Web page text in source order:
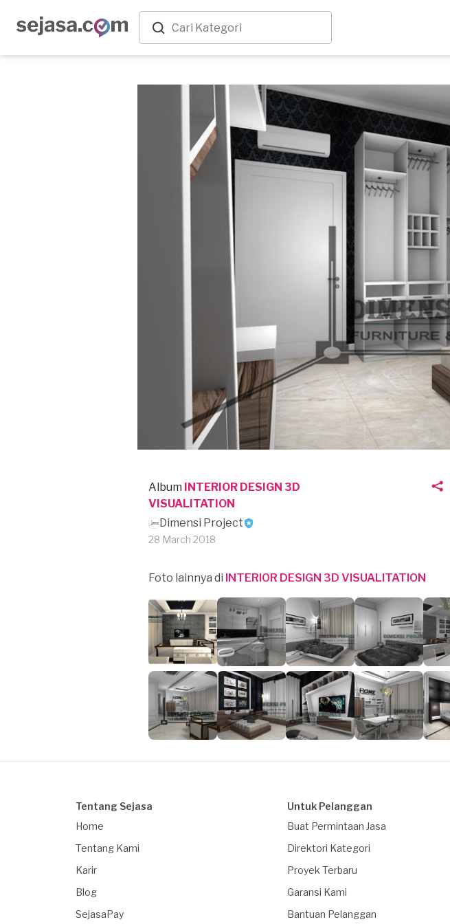
Album INTERIOR DESIGN 3D
VISUALITATION
Dimensi Project
28 March 2018
Foto lainnya di INTERIOR DESIGN 3D VISUALITATION
Tentang Sejasa
Home
Tentang Kami
Karir
Blog
SejasaPay
Untuk Pelanggan
Buat Permintaan Jasa
Direktori Kategori
Proyek Terbaru
Garansi Kami
Bantuan Pelanggan